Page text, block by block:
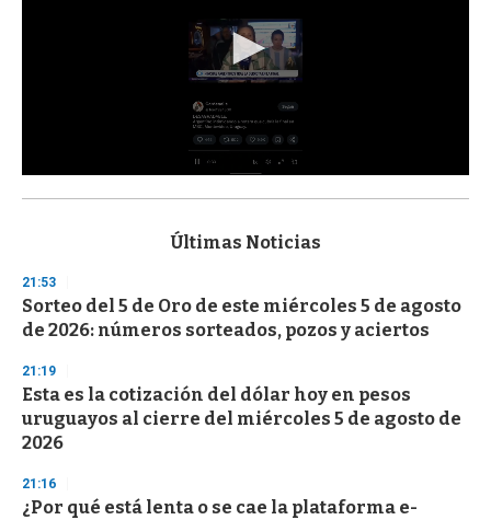
s
d
s
o
f
3
s
c
o
d
Últimas Noticias
21:53
Sorteo del 5 de Oro de este miércoles 5 de agosto
de 2026: números sorteados, pozos y aciertos
21:19
Esta es la cotización del dólar hoy en pesos
uruguayos al cierre del miércoles 5 de agosto de
2026
21:16
¿Por qué está lenta o se cae la plataforma e-